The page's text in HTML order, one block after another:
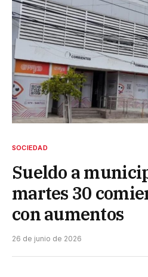
SOCIEDAD
Sueldo a
martes 30
con aumentos
26 de junio de 2026